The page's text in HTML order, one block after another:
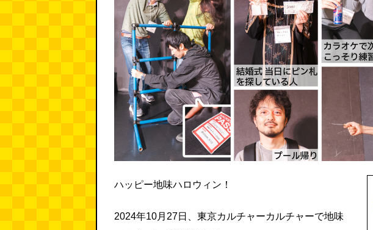
ハッピー地味ハロウィン！
2024年10月27日、東京カルチャーカルチャーで地味